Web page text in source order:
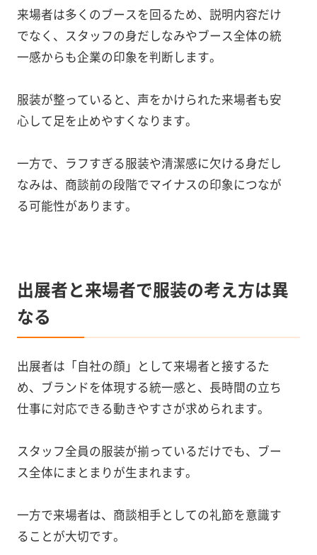
来場者は多くのブースを回るため、説明内容だけ
でなく、スタッフの身だしなみやブース全体の統
一感からも企業の印象を判断します。
服装が整っていると、声をかけられた来場者も安
心して足を止めやすくなります。
一方で、ラフすぎる服装や清潔感に欠ける身だし
なみは、商談前の段階でマイナスの印象につなが
る可能性があります。
出展者と来場者で服装の考え方は異
なる
出展者は「自社の顔」として来場者と接するた
め、ブランドを体現する統一感と、長時間の立ち
仕事に対応できる動きやすさが求められます。
スタッフ全員の服装が揃っているだけでも、ブー
ス全体にまとまりが生まれます。
一方で来場者は、商談相手としての礼節を意識す
ることが大切です。